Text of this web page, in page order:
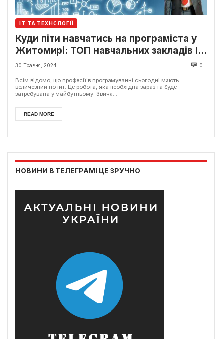
ІТ ТА ТЕХНОЛОГІЇ
Куди піти навчатись на програміста у
Житомирі: ТОП навчальних закладів ІТ
у місті
30 Травня, 2024 0
Всім відомо, що професії в програмуванні сьогодні мають
величезний попит. Це робота, яка необхідна зараз та буде
затребувана у майбутньому. Звича...
READ MORE
НОВИНИ В ТЕЛЕГРАМІ ЦЕ ЗРУЧНО